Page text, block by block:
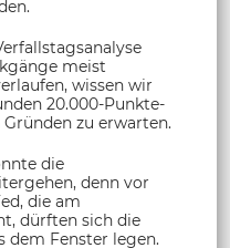
meist
wissen wir
20.000-Punkte-
zu erwarten.
die
denn vor
die am
dürften sich die
dem Fenster legen.